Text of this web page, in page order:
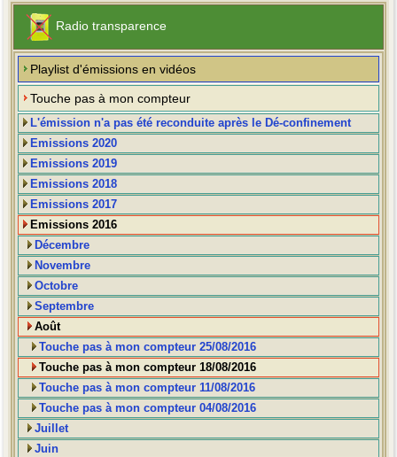
Radio transparence
Playlist d'émissions en vidéos
Touche pas à mon compteur
L'émission n'a pas été reconduite après le Dé-confinement
Emissions 2020
Emissions 2019
Emissions 2018
Emissions 2017
Emissions 2016
Décembre
Novembre
Octobre
Septembre
Août
Touche pas à mon compteur 25/08/2016
Touche pas à mon compteur 18/08/2016
Touche pas à mon compteur 11/08/2016
Touche pas à mon compteur 04/08/2016
Juillet
Juin